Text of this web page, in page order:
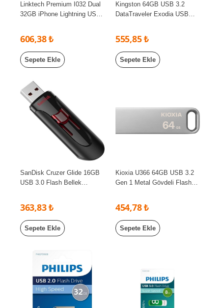
Linktech Premium I032 Dual
32GB iPhone Lightning USB
606,38 ₺
Sepete Ekle
Kingston 64GB USB 3.2
DataTraveler Exodia USB
555,85 ₺
Sepete Ekle
SanDisk Cruzer Glide 16GB
USB 3.0 Flash Bellek
363,83 ₺
Sepete Ekle
Kioxia U366 64GB USB 3.2
Gen 1 Metal Gövdeli Flash
454,78 ₺
Sepete Ekle